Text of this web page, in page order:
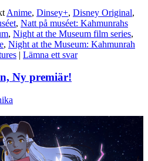
Anime, Dinsey+, Disney Original,
, Natt på muséet: Kahmunrahs
, Night at the Museum film series,
, Night at the Museum: Kahmunrah
| Lämna ett svar
Ny premiär!